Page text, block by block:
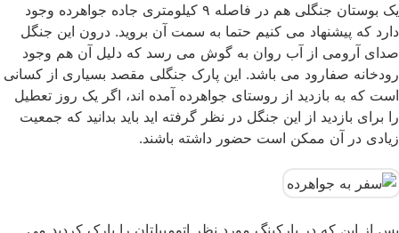
یک بوستان جنگلی هم در فاصله ۹ کیلومتری جاده جواهرده وجود
دارد که پیشنهاد می کنیم حتما به سمت آن بروید. درون این جنگل
صدای آرومی از آب روان به گوش می رسد که دلیل آن هم وجود
رودخانه صفارود می باشد. این پارک جنگلی مقصد بسیاری از کسانی
است که به بازدید از روستای جواهرده آمده اند، اگر یک روز تعطیل
را برای بازدید از این جنگل در نظر گرفته اید باید بدانید که جمعیت
زیادی در آن ممکن است حضور داشته باشند.
پس از این که در پارکینگ مورد نظر اتومبیلتان را پارک کردید می